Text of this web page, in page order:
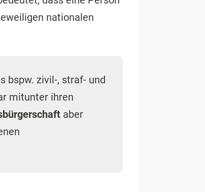
nationalen
bspw. zivil-, straf- und
mitunter ihren
aber